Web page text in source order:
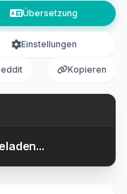
Übersetzung
Einstellungen
Kopieren